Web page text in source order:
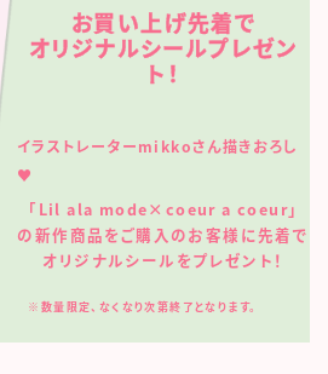
お買い上げ先着で
オリジナルシールプレゼン
ト！
イラストレーターmikkoさん描きおろし
♥
「Lil ala mode×coeur a coeur」
の新作商品をご購入のお客様に先着で
オリジナルシールをプレゼント！
※数量限定、なくなり次第終了となります。